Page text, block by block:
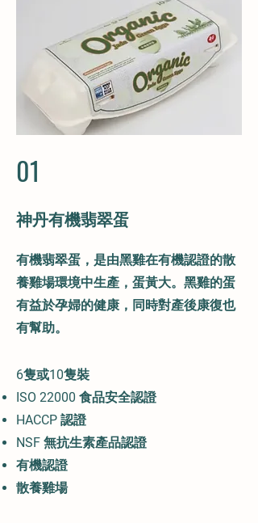
01
神丹有機翡翠蛋
​有機翡翠蛋，是由黑雞在有機認證的散
養雞場環境中生產，蛋黃大。黑雞的蛋
有益於孕婦的健康，同時對產後康復也
有幫助。
6隻或10隻裝
ISO 22000 食品安全認證
HACCP 認證
NSF 無抗生素產品認證​
有機認證
散養雞場